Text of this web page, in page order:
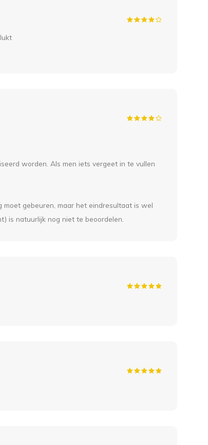
worden. Als men iets vergeet in te vullen
gebeuren, maar het eindresultaat is wel
is natuurlijk nog niet te beoordelen.